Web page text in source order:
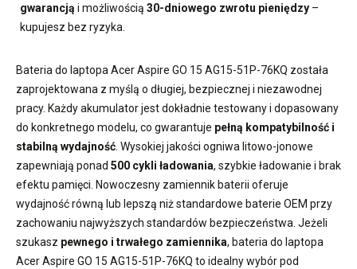
gwarancją i możliwością 30-dniowego zwrotu pieniędzy –
kupujesz bez ryzyka.
Bateria do laptopa Acer Aspire GO 15 AG15-51P-76KQ została
zaprojektowana z myślą o długiej, bezpiecznej i niezawodnej
pracy. Każdy akumulator jest dokładnie testowany i dopasowany
do konkretnego modelu, co gwarantuje pełną kompatybilność i
stabilną wydajność . Wysokiej jakości ogniwa litowo-jonowe
zapewniają ponad 500 cykli ładowania, szybkie ładowanie i brak
efektu pamięci. Nowoczesny zamiennik baterii oferuje
wydajność równą lub lepszą niż standardowe baterie OEM przy
zachowaniu najwyższych standardów bezpieczeństwa. Jeżeli
szukasz pewnego i trwałego zamiennika, bateria do laptopa
Acer Aspire GO 15 AG15-51P-76KQ to idealny wybór pod